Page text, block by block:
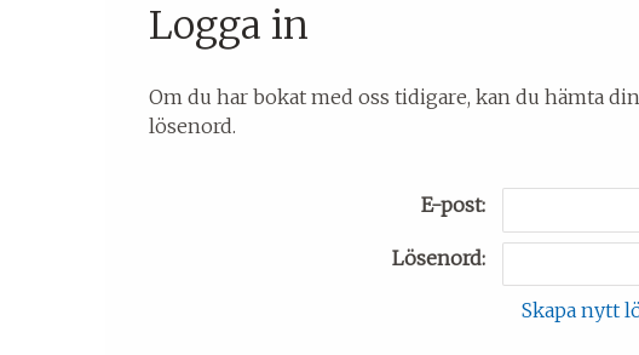
Logga in
Om du har bokat med oss tidigare, kan du hämta
lösenord.
E-post:
Lösenord:
Skapa nytt